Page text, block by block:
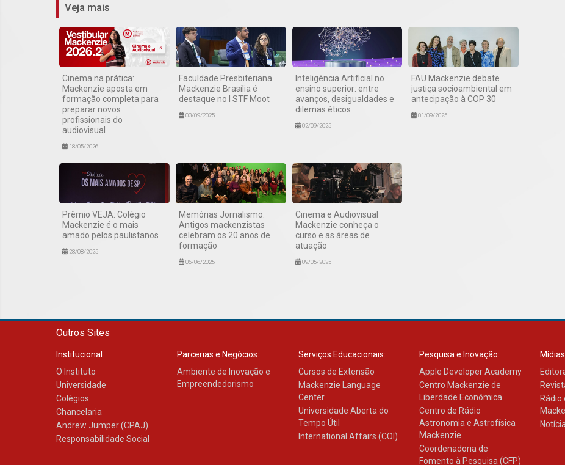
Veja mais
Cinema na prática:
Mackenzie aposta em
formação completa para
preparar novos
profissionais do
audiovisual
18/05/2026
Faculdade Presbiteriana
Mackenzie Brasília é
destaque no I STF Moot
03/09/2025
Inteligência Artificial no
ensino superior: entre
avanços, desigualdades e
dilemas éticos
02/09/2025
FAU Mackenzie debate
justiça socioambiental em
antecipação à COP 30
01/09/2025
Prêmio VEJA: Colégio
Mackenzie é o mais
amado pelos paulistanos
28/08/2025
Memórias Jornalismo:
Antigos mackenzistas
celebram os 20 anos de
formação
06/06/2025
Cinema e Audiovisual
Mackenzie conheça o
curso e as áreas de
atuação
09/05/2025
Outros Sites
Institucional
O Instituto
Universidade
Colégios
Chancelaria
Andrew Jumper (CPAJ)
Responsabilidade Social
Parcerias e Negócios:
Ambiente de Inovação e
Empreendedorismo
Serviços Educacionais:
Cursos de Extensão
Mackenzie Language
Center
Universidade Aberta do
Tempo Útil
International Affairs (COI)
Pesquisa e Inovação:
Apple Developer Academy
Centro Mackenzie de
Liberdade Econômica
Centro de Rádio
Astronomia e Astrofísica
Mackenzie
Coordenadoria de
Fomento à Pesquisa (CFP)
Rádio